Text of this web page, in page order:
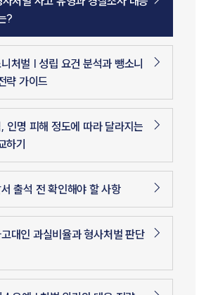
?
처벌 | 성립 요건 분석과 뺑소니
략 가이드
인명 피해 정도에 따라 달라지는
하기
출석 전 확인해야 할 사항
대인 과실비율과 형사처벌 판단